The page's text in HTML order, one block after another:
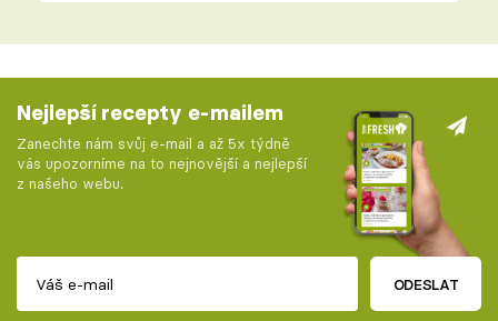
Nejlepší recepty e-mailem
Zanechte nám svůj e-mail a až 5x týdně
vás upozorníme na to nejnovější a nejlepší
z našeho webu.
ODESLAT